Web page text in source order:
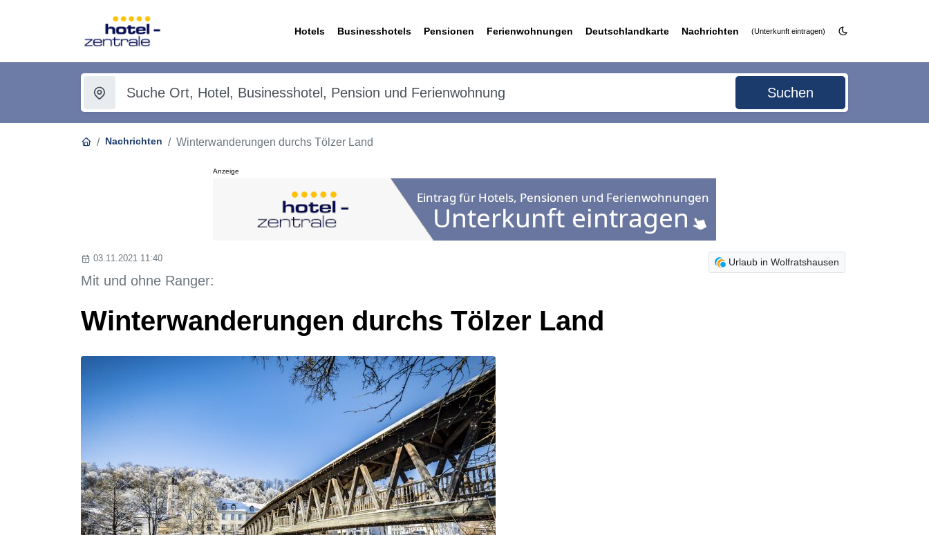
Hotels Businesshotels Pensionen Ferienwohnungen Deutschlandkarte Nachrichten (Unterkunft eintragen)
Suchen
Nachrichten Winterwanderungen durchs Tölzer Land
Anzeige
Urlaub in Wolfratshausen
03.11.2021 11:40
Mit und ohne Ranger:
Winterwanderungen durchs Tölzer Land